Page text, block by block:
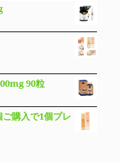
90粒
購入で1個プレ